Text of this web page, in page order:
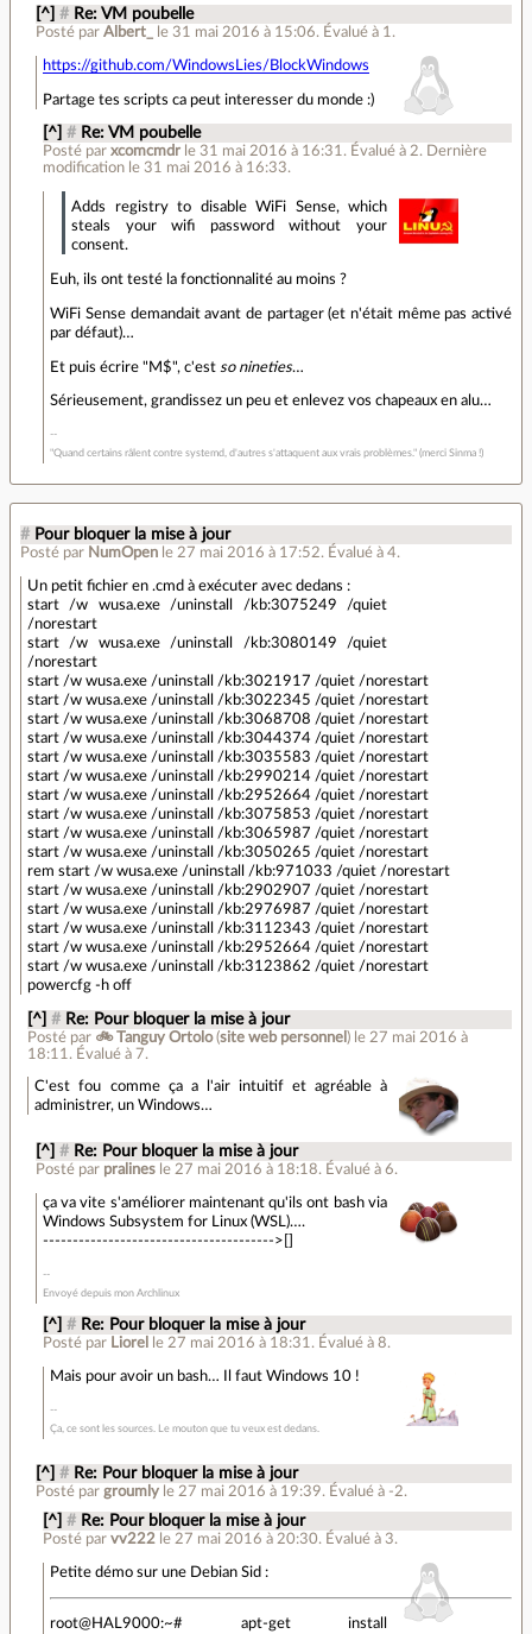
[^] # Re: VM poubelle
Posté par Albert_ le 31 mai 2016 à 15:06. Évalué à 1 .
https://github.com/WindowsLies/BlockWindows
Partage tes scripts ca peut interesser du monde :)
[^] # Re: VM poubelle
Posté parxcomcmdr le 31 mai 2016 à 16:31. Évalué à2. Dernière
modification le 31 mai 2016 à 16:33.
Adds registry to disable WiFi Sense, which
steals your wifi password without your
consent.
Euh, ils ont testé la fonctionnalité au moins ?
WiFi Sense demandait avant de partager (et n'était même pas activé
par défaut)…
Et puis écrire "M$", c'est so nineties…
Sérieusement, grandissez un peu et enlevez vos chapeaux en alu…
"Quand certains râlent contre systemd, d'autres s'attaquent aux vrais problèmes." (merci Sinma !)
# Pour bloquer la mise à jour
Posté par NumOpen le 27 mai 2016 à 17:52. Évalué à 4.
Un petit fichier en .cmd à exécuter avec dedans :
start /w wusa.exe /uninstall /kb:3075249 /quiet
/norestart
start /w wusa.exe /uninstall /kb:3080149 /quiet
/norestart
start /w wusa.exe /uninstall /kb:3021917 /quiet /norestart
start /w wusa.exe /uninstall /kb:3022345 /quiet /norestart
start /w wusa.exe /uninstall /kb:3068708 /quiet /norestart
start /w wusa.exe /uninstall /kb:3044374 /quiet /norestart
start /w wusa.exe /uninstall /kb:3035583 /quiet /norestart
start /w wusa.exe /uninstall /kb:2990214 /quiet /norestart
start /w wusa.exe /uninstall /kb:2952664 /quiet /norestart
start /w wusa.exe /uninstall /kb:3075853 /quiet /norestart
start /w wusa.exe /uninstall /kb:3065987 /quiet /norestart
start /w wusa.exe /uninstall /kb:3050265 /quiet /norestart
rem start /w wusa.exe /uninstall /kb:971033 /quiet /norestart
start /w wusa.exe /uninstall /kb:2902907 /quiet /norestart
start /w wusa.exe /uninstall /kb:2976987 /quiet /norestart
start /w wusa.exe /uninstall /kb:3112343 /quiet /norestart
start /w wusa.exe /uninstall /kb:2952664 /quiet /norestart
start /w wusa.exe /uninstall /kb:3123862 /quiet /norestart
powercfg -h off
[^] # Re: Pour bloquer la mise à jour
Posté par 🚲 Tanguy Ortolo(site web personnel ) le 27 mai 2016 à
18:11 . Évalué à7.
C'est fou comme ça a l'air intuitif et agréable à
administrer, un Windows…
[^] # Re: Pour bloquer la mise à jour
Posté par pralines le 27 mai 2016 à 18:18. Évalué à 6.
ça va vite s'améliorer maintenant qu'ils ont bash via
Windows Subsystem for Linux (WSL)….
--------------------------------------->[]
Envoyé depuis mon Archlinux
[^] # Re: Pour bloquer la mise à jour
Posté par Liorel le 27 mai 2016 à 18:31 . Évalué à8.
Mais pour avoir un bash… Il faut Windows 10 !
Ça, ce sont les sources. Le mouton que tu veux est dedans.
[^] # Re: Pour bloquer la mise à jour
Posté par groumly le 27 mai 2016 à 19:39. Évalué à -2.
[^] # Re: Pour bloquer la mise à jour
Posté parvv222 le 27 mai 2016 à 20:30. Évalué à 3.
Petite démo sur une Debian Sid :
root@HAL9000:~# apt-get install